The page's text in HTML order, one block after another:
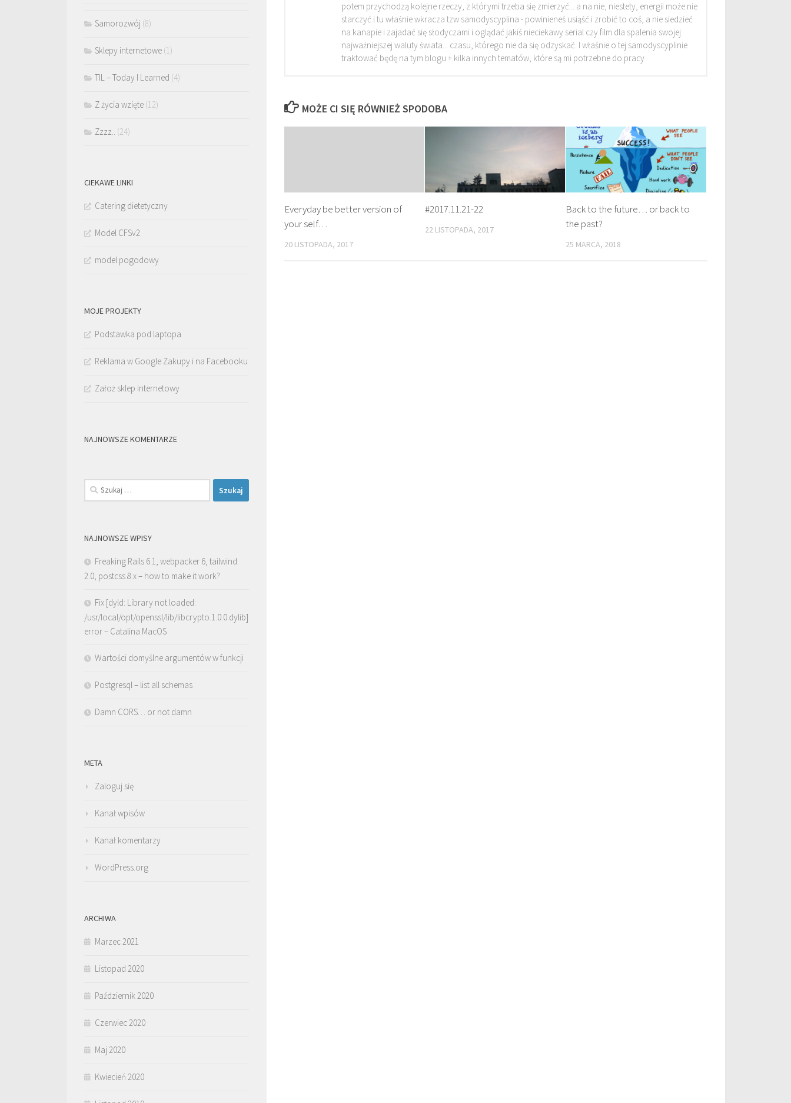
potem przychodzą kolejne rzeczy, z którymi trzeba się zmierzyć... a na nie, niestety, energii może nie
starczyć i tu właśnie wkracza tzw samodyscyplina - powinieneś usiąść i zrobić to coś, a nie siedzieć
na kanapie i zajadać się słodyczami i oglądać jakiś nieciekawy serial czy film dla spalenia swojej
najważniejszej waluty świata... czasu, którego nie da się odzyskać. I właśnie o tej samodyscyplinie
traktować będę na tym blogu + kilka innych tematów, które są mi potrzebne do pracy
MOŻE CI SIĘ RÓWNIEŻ SPODOBA
Everyday be better version of
your self…
20 LISTOPADA, 2017
#2017.11.21-22
22 LISTOPADA, 2017
Back to the future… or back to
the past?
25 MARCA, 2018
Samorozwój (8)
Sklepy internetowe(1)
TIL – Today I Learned (4)
Z życia wzięte(12)
Zzzz.. (24)
CIEKAWE LINKI
Catering dietetyczny
Model CFSv2
model pogodowy
MOJE PROJEKTY
Podstawka pod laptopa
Reklama w Google Zakupy i na Facebooku
Założ sklep internetowy
NAJNOWSZE KOMENTARZE
Szukaj:
NAJNOWSZE WPISY
Freaking Rails 6.1, webpacker 6, tailwind
2.0, postcss 8.x – how to make it work?
Fix [dyld: Library not loaded:
/usr/local/opt/openssl/lib/libcrypto.1.0.0.dylib]
error – Catalina MacOS
Wartości domyślne argumentów w funkcji
Postgresql – list all schemas
Damn CORS… or not damn
META
Zaloguj się
Kanał wpisów
Kanał komentarzy
WordPress.org
ARCHIWA
Marzec 2021
Listopad 2020
Październik 2020
Czerwiec 2020
Maj 2020
Kwiecień 2020